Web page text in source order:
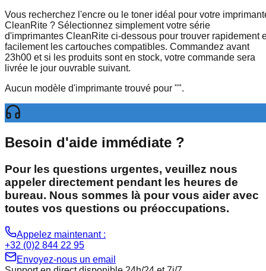
Vous recherchez l'encre ou le toner idéal pour votre
CleanRite ? Sélectionnez simplement votre série
d'imprimantes CleanRite ci-dessous pour trouver rapidement
facilement les cartouches compatibles. Commandez avant
23h00 et si les produits sont en stock, votre commande sera
livrée le jour ouvrable suivant.
Aucun modèle d'imprimante trouvé pour "".
Besoin d'aide immédiate ?
Pour les questions urgentes, veuillez nous
appeler directement pendant les heures de
bureau. Nous sommes là pour vous aider avec
toutes vos questions ou préoccupations.
Appelez maintenant :
+32 (0)2 844 22 95
Envoyez-nous un email